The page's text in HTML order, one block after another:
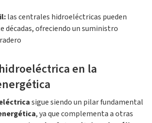
las centrales hidroeléctricas pueden
décadas, ofreciendo un suministro
en la
sigue siendo un pilar fundamental
, ya que complementa a otras